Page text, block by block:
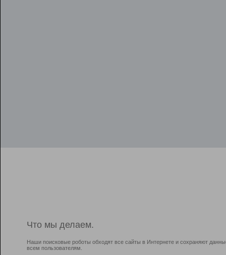
Что мы делаем.
Наши поисковые роботы обходят все сайты в Интернете и сохраняют
всем пользователям.